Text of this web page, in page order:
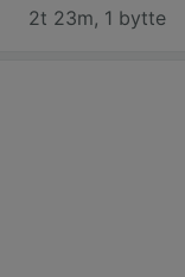
2t 23m, 1 bytte